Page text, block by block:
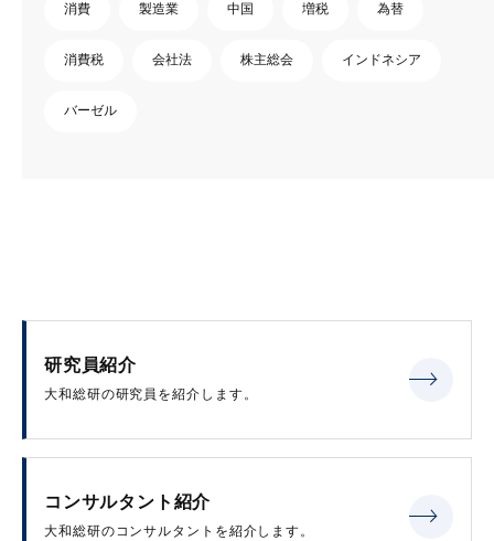
消費 製造業 中国 増税 為替
消費税 会社法 株主総会 インドネシア
バーゼル
研究員紹介
大和総研の研究員を紹介します。
コンサルタント紹介
大和総研のコンサルタントを紹介します。